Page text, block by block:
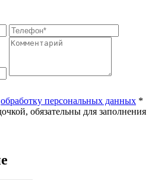
обработку персональных данных *
обязательны для заполнения